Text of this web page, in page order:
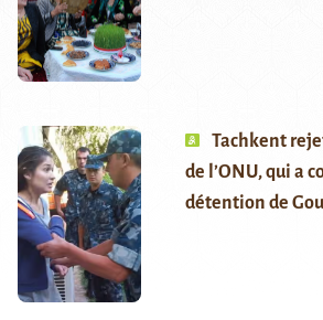
Tachkent
de l’ONU, qui a
détention de